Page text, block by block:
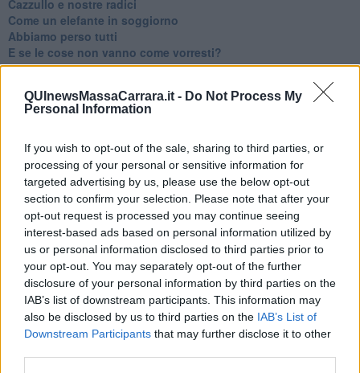
QUInewsMassaCarrara.it - Do Not Process My
Personal Information
If you wish to opt-out of the sale, sharing to third parties, or
processing of your personal or sensitive information for
targeted advertising by us, please use the below opt-out
section to confirm your selection. Please note that after your
opt-out request is processed you may continue seeing
interest-based ads based on personal information utilized by
us or personal information disclosed to third parties prior to
your opt-out. You may separately opt-out of the further
disclosure of your personal information by third parties on the
IAB’s list of downstream participants. This information may
also be disclosed by us to third parties on the IAB’s List of
Downstream Participants that may further disclose it to other
​Cazzullo e nostre radici
​Come un elefante in soggiorno
​Abbiamo perso tutti
E se le cose non vanno come vorresti?
​Chi sono i genitori elicottero
Quando il diritto alla disconnessione non viene accolto
​L’importanza della comunicazione in famiglia
​Il pensiero dicotomico e la salute mentale
​Consigli di lettura per genitori e non solo
​La Clownterapia
​Differenze tra persone frustrate e non
L’invisibile fatica mentale
Vacanze a km zero
​Buone Vacan(si)e!
​Il lato positivo delle cose
​Storie antiche di tempi moderni
​Quello che alle mamme non dicono
Adultescenza
Homo imbecillis
​4 anni di Blog
Quando il silenzio è aggressivo